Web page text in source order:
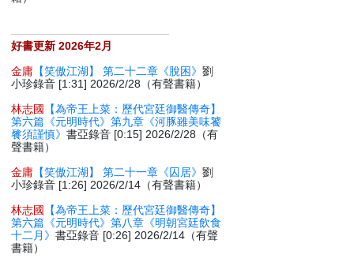
好書更新 2026年2月
金庸 【笑傲江湖】 第二十二章《脫困》劉
小珍錄音 [1:31] 2026/2/28（有聲書籍）
林志國
【為帝王上菜：歷代宮廷御醫傳奇】
第六篇《元明時代》第九章《河豚雖美味饕
餮須謹慎》書亞錄音 [0:15] 2026/2/28（有
聲書籍）
金庸 【笑傲江湖】 第二十一章《囚居》劉
小珍錄音 [1:26] 2026/2/14（有聲書籍）
林志國
【為帝王上菜：歷代宮廷御醫傳奇】
第六篇《元明時代》第八章《明朝宮廷飲食
十二月》書亞錄音 [0:26] 2026/2/14（有聲
書籍）